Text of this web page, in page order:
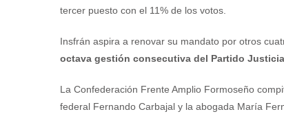
tercer puesto con el 11% de los votos.
Insfrán aspira a renovar su mandato por otros
octava gestión consecutiva del Partido
La Confederación Frente Amplio Formoseño
federal Fernando Carbajal y la abogada María